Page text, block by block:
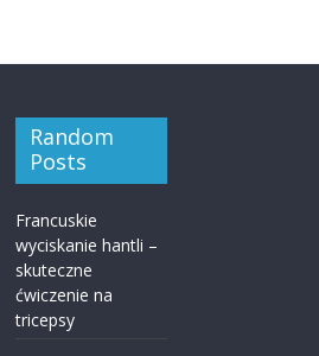
Random
Posts
Francuskie
wyciskanie hantli –
skuteczne
ćwiczenie na
tricepsy